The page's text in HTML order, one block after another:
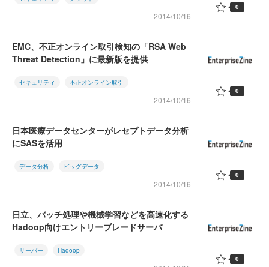
2014/10/16
0
EMC、不正オンライン取引検知の「RSA Web
Threat Detection」に最新版を提供
セキュリティ 不正オンライン取引
2014/10/16
0
日本医療データセンターがレセプトデータ分析
にSASを活用
データ分析 ビッグデータ
2014/10/16
0
日立、バッチ処理や機械学習などを高速化する
Hadoop向けエントリーブレードサーバ
サーバー Hadoop
0